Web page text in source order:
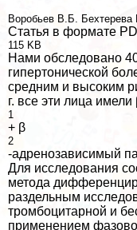
Воробьев В.Б. Бехтерева
Статья в формате
115 KB
Нами обследовано
гипертонической
средним и высоким
г. все эти лица имели
1
+ β
2
-адренозависимый
Для исследования
метода
раздельным
тромбоцитарной и
применением